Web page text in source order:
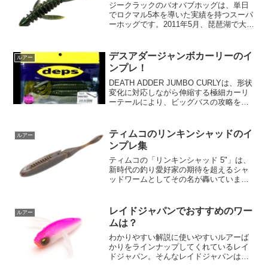
ジークラックのバオバブホッグは、単日
でロクマル5本を導いた実績を持つスーパ
ーホッグです。2011年5月、琵琶湖で大成
ームは、大きなテールと4本の足が特徴で
す。ナチュ...
ルアー
デスアダージャンボカーリーのイ
ンプレ！
DEATH ADDER JUMBO CURLYは、形状
変化に対応しながら伸縮する極細カーリ
ーテールにより、ビッグバスの攻略をサ
の形状の広がりと狭まりによる連続的な
動きと、...
ルアー
ティムコのリンキンシャッドのイ
ンプレ集
ティムコの「リンキンシャッド 5"」は、
新時代の釣り愛好家の期待を超えるシャ
ッドワームとしてその名が轟いていま
計算されたジョイントボディが生み出す
独特なアクションでバス...
ルアー
レイドジャパンでおすすめのワー
ムは？
わかりやすい解説に使いやすいルアーば
かりをラインナップしてくれているレイ
ドジャパン。そんなレイドジャパンは幅